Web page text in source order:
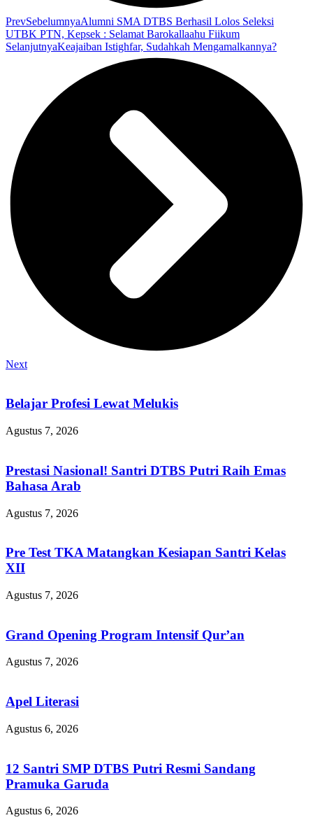
PrevSebelumnyaAlumni SMA DTBS Berhasil Lolos Seleksi
UTBK PTN, Kepsek : Selamat Barokallaahu Fiikum
SelanjutnyaKeajaiban Istighfar, Sudahkah Mengamalkannya?
Next
Belajar Profesi Lewat Melukis
Agustus 7, 2026
Prestasi Nasional! Santri DTBS Putri Raih Emas
Bahasa Arab
Agustus 7, 2026
Pre Test TKA Matangkan Kesiapan Santri Kelas
XII
Agustus 7, 2026
Grand Opening Program Intensif Qur’an
Agustus 7, 2026
Apel Literasi
Agustus 6, 2026
12 Santri SMP DTBS Putri Resmi Sandang
Pramuka Garuda
Agustus 6, 2026